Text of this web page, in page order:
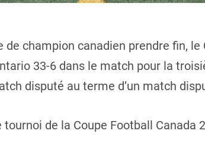
de champion canadien prendre fin,
33-6 dans le match pour la
disputé au terme d’un match
tournoi de la Coupe Football Canada